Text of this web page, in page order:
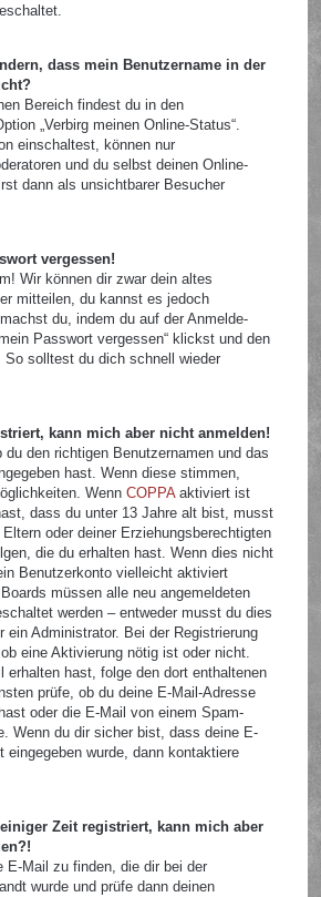
dass mein Benutzername in der
Bereich findest du in den
„Verbirg meinen Online-Status“.
einschaltest, können nur
und du selbst deinen Online-
dann als unsichtbarer Besucher
vergessen!
Wir können dir zwar dein altes
mitteilen, du kannst es jedoch
du, indem du auf der Anmelde-
Passwort vergessen“ klickst und den
So solltest du dich schnell wieder
kann mich aber nicht anmelden!
du den richtigen Benutzernamen und das
hast. Wenn diese stimmen,
WennCOPPAaktiviert ist
dass du unter 13 Jahre alt bist, musst
oder deiner Erziehungsberechtigten
die du erhalten hast. Wenn dies nicht
Benutzerkonto vielleicht aktiviert
müssen alle neu angemeldeten
werden – entweder musst du dies
ein Administrator. Bei der Registrierung
eine Aktivierung nötig ist oder nicht.
erhalten hast, folge den dort enthaltenen
prüfe, ob du deine E-Mail-Adresse
oder die E-Mail von einem Spam-
Wenn du dir sicher bist, dass deine E-
eingegeben wurde, dann kontaktiere
Zeit registriert, kann mich aber
E-Mail zu finden, die dir bei der
wurde und prüfe dann deinen